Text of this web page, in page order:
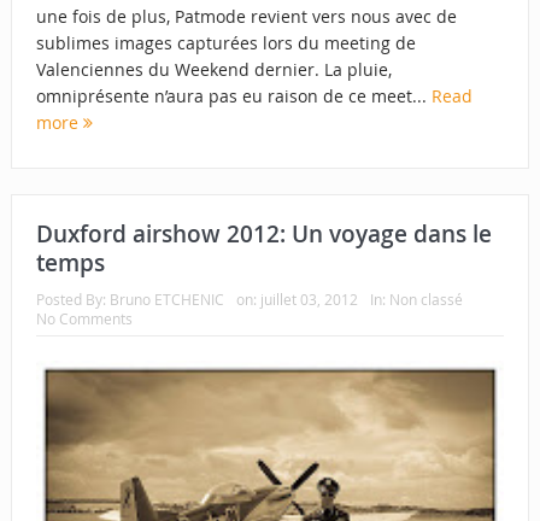
une fois de plus, Patmode revient vers nous avec de
sublimes images capturées lors du meeting de
Valenciennes du Weekend dernier. La pluie,
omniprésente n’aura pas eu raison de ce meet... Read
more
Duxford airshow 2012: Un voyage dans le
temps
Posted By: Bruno ETCHENIC on: juillet 03, 2012 In: Non classé
No Comments